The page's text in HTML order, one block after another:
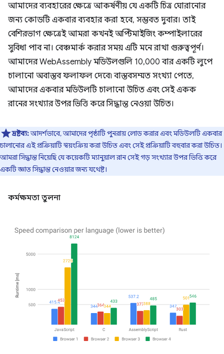
আমাদের ব্যবহারের ক্ষেত্রে আকর্ষণীয় যে একটি চিত্র ঘোরানোর
জন্য কোডটি একবার ব্যবহার করা হবে, সম্ভবত দুবার। তাই
বেশিরভাগ ক্ষেত্রেই আমরা কখনই অপ্টিমাইজিং কম্পাইলারের
সুবিধা পাব না। বেঞ্চমার্ক করার সময় এটি মনে রাখা গুরুত্বপূর্ণ।
আমাদের WebAssembly মডিউলগুলি 10,000 বার একটি লুপে
চালানো অবাস্তব ফলাফল দেবে৷ বাস্তবসম্মত সংখ্যা পেতে,
আমাদের একবার মডিউলটি চালানো উচিত এবং সেই একক
রানের সংখ্যার উপর ভিত্তি করে সিদ্ধান্ত নেওয়া উচিত।
দ্রষ্টব্য:আদর্শভাবে, আমাদের পৃষ্ঠাটি পুনরায় লোড করার এবং মডিউলটি একবার
চালানোর এই প্রক্রিয়াটি স্বয়ংক্রিয় করা উচিত এবং সেই প্রক্রিয়াটি বহুবার করা উচিত।
আমরা সিদ্ধান্ত নিয়েছি যে কয়েকটি ম্যানুয়াল রান সেই গড় সংখ্যার উপর ভিত্তি করে
একটি জ্ঞাত সিদ্ধান্ত নেওয়ার জন্য যথেষ্ট।
কর্মক্ষমতা তুলনা